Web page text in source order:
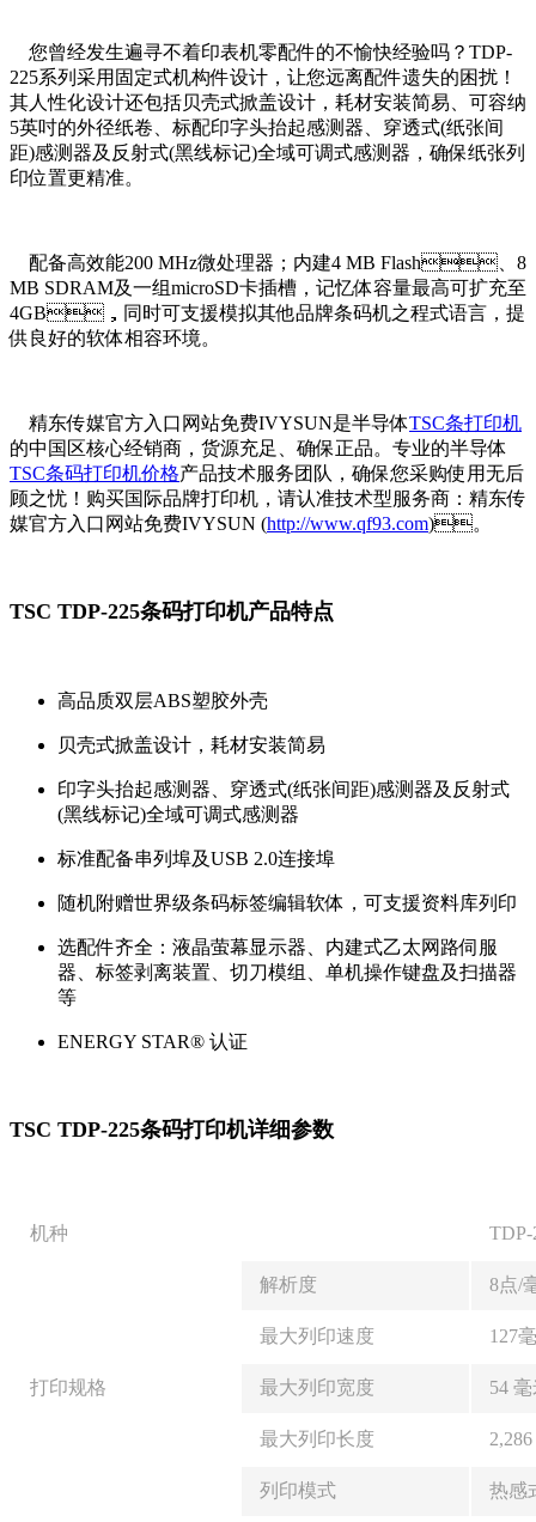
您曾经发生遍寻不着印表机零配件的不愉快经验吗？TDP-
225系列采用固定式机构件设计，让您远离配件遗失的困扰！
其人性化设计还包括贝壳式掀盖设计，耗材安装简易、可容纳
5英吋的外径纸卷、标配印字头抬起感测器、穿透式(纸张间
距)感测器及反射式(黑线标记)全域可调式感测器，确保纸张列
印位置更精准。
配备高效能200 MHz微处理器；内建4 MB Flash、8
MB SDRAM及一组microSD卡插槽，记忆体容量最高可扩充至
4GB，同时可支援模拟其他品牌条码机之程式语言，提
供良好的软体相容环境。
精东传媒官方入口网站免费IVYSUN是半导体TSC条打印机
的中国区核心经销商，货源充足、确保正品。专业的半导体
TSC条码打印机价格产品技术服务团队，确保您采购使用无后
顾之忧！购买国际品牌打印机，请认准技术型服务商：精东传
媒官方入口网站免费IVYSUN (http://www.qf93.com)。
TSC TDP-225条码打印机产品特点
高品质双层ABS塑胶外壳
贝壳式掀盖设计，耗材安装简易
印字头抬起感测器、穿透式(纸张间距)感测器及反射式
(黑线标记)全域可调式感测器
标准配备串列埠及USB 2.0连接埠
随机附赠世界级条码标签编辑软体，可支援资料库列印
选配件齐全：液晶萤幕显示器、内建式乙太网路伺服
器、标签剥离装置、切刀模组、单机操作键盘及扫描器
等
ENERGY STAR® 认证
TSC TDP-225条码打印机详细参数
机种 TDP-
打印规格
解析度 8点/
最大列印速度 127
最大列印宽度 54
最大列印长度
列印模式 热感